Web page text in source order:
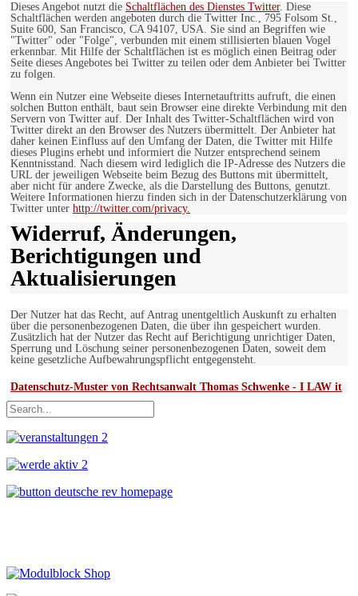
Dieses Angebot nutzt die Schaltflächen des Dienstes Twitter. Diese
Schaltflächen werden angeboten durch die Twitter Inc., 795 Folsom St.,
Suite 600, San Francisco, CA 94107, USA. Sie sind an Begriffen wie
"Twitter" oder "Folge", verbunden mit einem stillisierten blauen Vogel
erkennbar. Mit Hilfe der Schaltflächen ist es möglich einen Beitrag oder
Seite dieses Angebotes bei Twitter zu teilen oder dem Anbieter bei Twitter
zu folgen.
Wenn ein Nutzer eine Webseite dieses Internetauftritts aufruft, die einen
solchen Button enthält, baut sein Browser eine direkte Verbindung mit den
Servern von Twitter auf. Der Inhalt des Twitter-Schaltflächen wird von
Twitter direkt an den Browser des Nutzers übermittelt. Der Anbieter hat
daher keinen Einfluss auf den Umfang der Daten, die Twitter mit Hilfe
dieses Plugins erhebt und informiert die Nutzer entsprechend seinem
Kenntnisstand. Nach diesem wird lediglich die IP-Adresse des Nutzers die
URL der jeweiligen Webseite beim Bezug des Buttons mit übermittelt,
aber nicht für andere Zwecke, als die Darstellung des Buttons, genutzt.
Weitere Informationen hierzu finden sich in der Datenschutzerklärung von
Twitter unter http://twitter.com/privacy.
Widerruf, Änderungen,
Berichtigungen und
Aktualisierungen
Der Nutzer hat das Recht, auf Antrag unentgeltlich Auskunft zu erhalten
über die personenbezogenen Daten, die über ihn gespeichert wurden.
Zusätzlich hat der Nutzer das Recht auf Berichtigung unrichtiger Daten,
Sperrung und Löschung seiner personenbezogenen Daten, soweit dem
keine gesetzliche Aufbewahrungspflicht entgegensteht.
Datenschutz-Muster von Rechtsanwalt Thomas Schwenke - I LAW it